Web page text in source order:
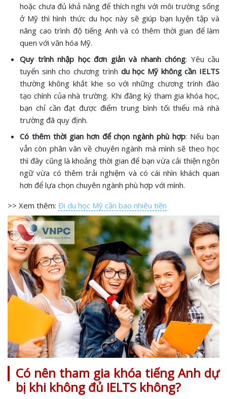
hoặc chưa đủ khả năng để thích nghi với môi trường sống
ở Mỹ thì hình thức du học này sẽ giúp bạn luyện tập và
nâng cao trình độ tiếng Anh và có thêm thời gian để làm
quen với văn hóa Mỹ.
Quy trình nhập học đơn giản và nhanh chóng: Yêu cầu
tuyển sinh cho chương trình du học Mỹ không cần IELTS
thường không khắt khe so với những chương trình đào
tạo chính của nhà trường. Khi đăng ký tham gia khóa học,
bạn chỉ cần đạt được điểm trung bình tối thiểu mà nhà
trường đã quy định.
Có thêm thời gian hơn để chọn ngành phù hợp: Nếu bạn
vẫn còn phân vân về chuyên ngành mà mình sẽ theo học
thì đây cũng là khoảng thời gian để bạn vừa cải thiện ngôn
ngữ vừa có thêm trải nghiệm và có cái nhìn khách quan
hơn để lựa chọn chuyên ngành phù hợp với mình.
>> Xem thêm: Đi du học Mỹ cần bao nhiêu tiền
Có nên tham gia khóa tiếng Anh dự
bị khi không đủ IELTS không?